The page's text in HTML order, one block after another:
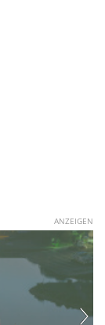
ANZEIGEN